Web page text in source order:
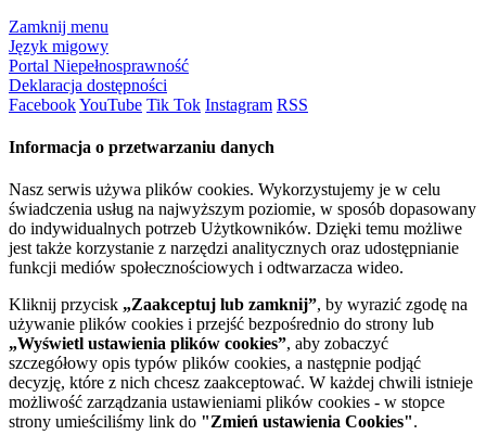
Zamknij menu
Język migowy
Portal Niepełnosprawność
Deklaracja dostępności
FacebookYouTube Tik Tok Instagram RSS
Informacja o przetwarzaniu danych
Nasz serwis używa plików cookies. Wykorzystujemy je w celu
świadczenia usług na najwyższym poziomie, w sposób dopasowany
do indywidualnych potrzeb Użytkowników. Dzięki temu możliwe
jest także korzystanie z narzędzi analitycznych oraz udostępnianie
funkcji mediów społecznościowych i odtwarzacza wideo.
Kliknij przycisk „Zaakceptuj lub zamknij”, by wyrazić zgodę na
używanie plików cookies i przejść bezpośrednio do strony lub
„Wyświetl ustawienia plików cookies”, aby zobaczyć
szczegółowy opis typów plików cookies, a następnie podjąć
decyzję, które z nich chcesz zaakceptować. W każdej chwili istnieje
możliwość zarządzania ustawieniami plików cookies - w stopce
strony umieściliśmy link do "Zmień ustawienia Cookies".